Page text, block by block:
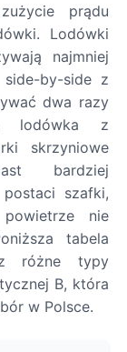
prądu
Lodówki
najmniej
by-side z
dwa razy
lodówka z
skrzyniowe
bardziej
szafki,
nie
tabela
różne typy
B, która
w Polsce.